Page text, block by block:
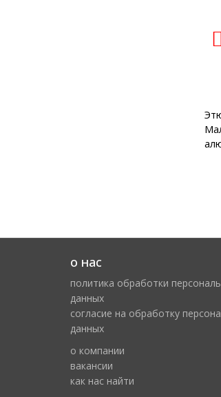
о нас
политика обработки
данных
cогласие на обработку
данных
о компании
вакансии
как нас найти